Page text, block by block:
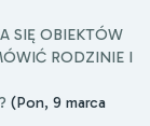
SIĘ OBIEKTÓW
RODZINIE I
(Pon, 9 marca